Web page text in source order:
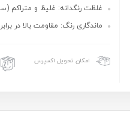
غلظت رنگدانه: غلیظ و متراکم
ماندگاری رنگ: مقاومت بالا در
امکان تحویل اکسپرس